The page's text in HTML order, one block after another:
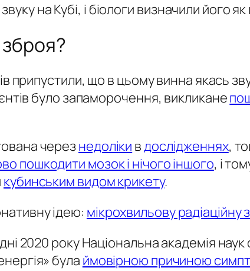
на Кубі, і біологи визначили його
припустили, що в цьому винна якась
було запаморочення, викликане
черезнедоліки вдослідженнях,
пошкодити мозок і нічого іншого, і
кубинським видом крикету.
ідею: мікрохвильову радіаційну
2020 року Національна академія наук
була ймовірною причиною